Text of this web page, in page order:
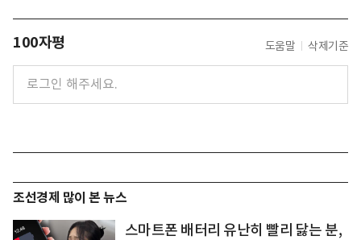
100자평 도움말 삭제기준
조선경제 많이 본 뉴스
스마트폰 배터리 유난히 빨리 닳는 분,